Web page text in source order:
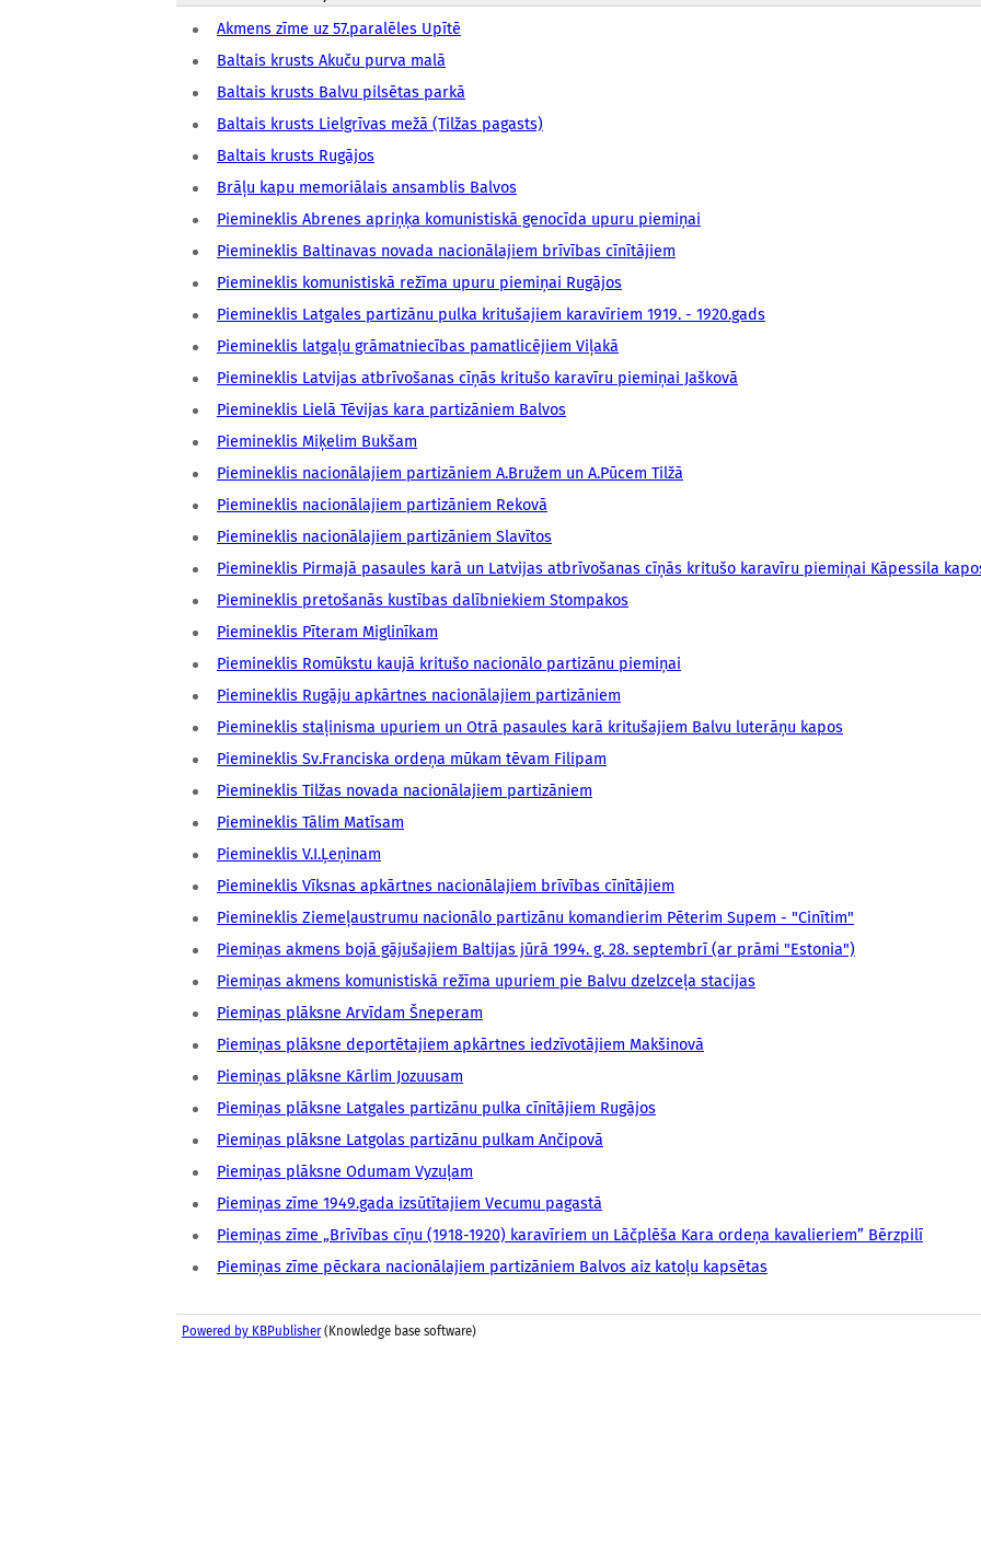
Akmens zīme uz 57.paralēles Upītē
Baltais krusts Akuču purva malā
Baltais krusts Balvu pilsētas parkā
Baltais krusts Lielgrīvas mežā (Tilžas pagasts)
Baltais krusts Rugājos
Brāļu kapu memoriālais ansamblis Balvos
Piemineklis Abrenes apriņķa komunistiskā genocīda upuru piemiņai
Piemineklis Baltinavas novada nacionālajiem brīvības cīnītājiem
Piemineklis komunistiskā režīma upuru piemiņai Rugājos
Piemineklis Latgales partizānu pulka kritušajiem karavīriem 1919. - 1920.gads
Piemineklis latgaļu grāmatniecības pamatlicējiem Viļakā
Piemineklis Latvijas atbrīvošanas cīņās kritušo karavīru piemiņai Jaškovā
Piemineklis Lielā Tēvijas kara partizāniem Balvos
Piemineklis Miķelim Bukšam
Piemineklis nacionālajiem partizāniem A.Bružem un A.Pūcem Tilžā
Piemineklis nacionālajiem partizāniem Rekovā
Piemineklis nacionālajiem partizāniem Slavītos
Piemineklis Pirmajā pasaules karā un Latvijas atbrīvošanas cīņās kritušo karavīru piemiņai Kāpessila
Piemineklis pretošanās kustības dalībniekiem Stompakos
Piemineklis Pīteram Miglinīkam
Piemineklis Romūkstu kaujā kritušo nacionālo partizānu piemiņai
Piemineklis Rugāju apkārtnes nacionālajiem partizāniem
Piemineklis staļinisma upuriem un Otrā pasaules karā kritušajiem Balvu luterāņu kapos
Piemineklis Sv.Franciska ordeņa mūkam tēvam Filipam
Piemineklis Tilžas novada nacionālajiem partizāniem
Piemineklis Tālim Matīsam
Piemineklis V.I.Ļeņinam
Piemineklis Vīksnas apkārtnes nacionālajiem brīvības cīnītājiem
Piemineklis Ziemeļaustrumu nacionālo partizānu komandierim Pēterim Supem - "Cinītim"
Piemiņas akmens bojā gājušajiem Baltijas jūrā 1994. g. 28. septembrī (ar prāmi "Estonia")
Piemiņas akmens komunistiskā režīma upuriem pie Balvu dzelzceļa stacijas
Piemiņas plāksne Arvīdam Šneperam
Piemiņas plāksne deportētajiem apkārtnes iedzīvotājiem Makšinovā
Piemiņas plāksne Kārlim Jozuusam
Piemiņas plāksne Latgales partizānu pulka cīnītājiem Rugājos
Piemiņas plāksne Latgolas partizānu pulkam Ančipovā
Piemiņas plāksne Odumam Vyzuļam
Piemiņas zīme 1949.gada izsūtītajiem Vecumu pagastā
Piemiņas zīme „Brīvības cīņu (1918-1920) karavīriem un Lāčplēša Kara ordeņa kavalieriem” Bērzpilī
Piemiņas zīme pēckara nacionālajiem partizāniem Balvos aiz katoļu kapsētas
Powered by KBPublisher (Knowledge base software)